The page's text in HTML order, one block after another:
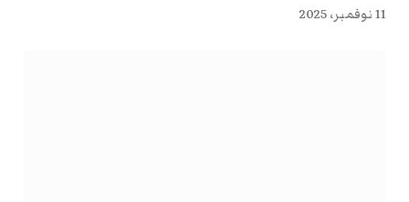
11 نوفمبر، 2025